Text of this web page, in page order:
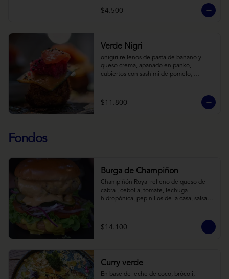
$4.500
Verde Nigri
onigiri rellenos de pasta de banano y
queso crema, apanado en panko,
cubiertos con sashimi de pomelo,
de crema de coco con wasabi y tierra de
cochayuyo.
$11.800
Fondos
Burga de Champiñon
Champiñón Royal relleno de queso de
cabra , cebolla, tomate, lechuga
hidropónica, pepinillos de la casa, salsa
$14.100
Curry verde
En base de leche de coco, brócoli,